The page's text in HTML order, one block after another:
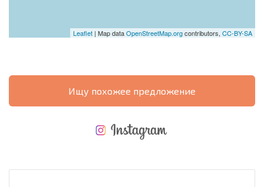
Leaflet | Map dataOpenStreetMap.orgcontributors, CC-BY-SA
Ищу похожее предложение